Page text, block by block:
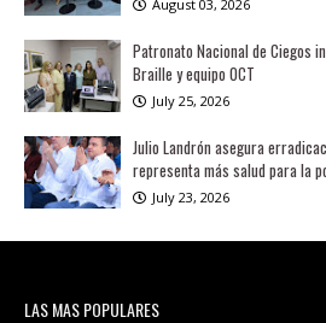
August 03, 2026
Patronato Nacional de Ciegos
Braille y equipo OCT
July 25, 2026
Julio Landrón asegura
representa más salud para la
July 23, 2026
LAS MAS POPULARES